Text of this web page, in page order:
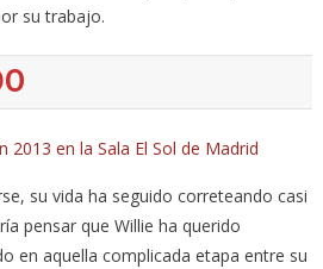
su trabajo.
2013 en la Sala El Sol de Madrid
su vida ha seguido correteando casi
pensar que Willie ha querido
en aquella complicada etapa entre su